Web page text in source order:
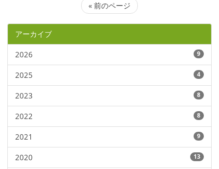
« 前のページ
アーカイブ
2026 9
2025 4
2023 8
2022 8
2021 9
2020 13